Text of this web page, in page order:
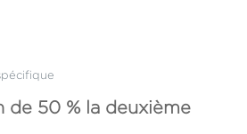
de 50 % la deuxième